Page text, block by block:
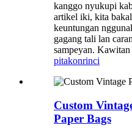
kanggo nyukupi
artikel iki, kita
keuntungan
gagang tali lan
sampeyan.
pitakonrinci
Custom
Paper Bags